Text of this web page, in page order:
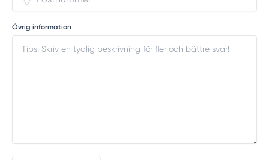
Övrig information